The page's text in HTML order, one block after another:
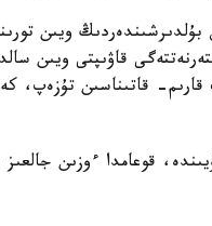
بۇلدىرشىندەردىڭ ويىن
قاۋىپتى ويىن
قارىم- قاتىناسىن تۇزەپ،
قوعامدا ءوزىن